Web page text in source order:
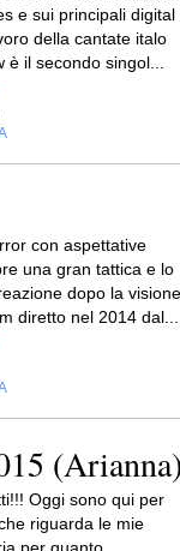
e sui principali digital
della cantate italo
il secondo singol...
con aspettative
una gran tattica e lo
dopo la visione
diretto nel 2014 dal...
Oggi sono qui per
riguarda le mie